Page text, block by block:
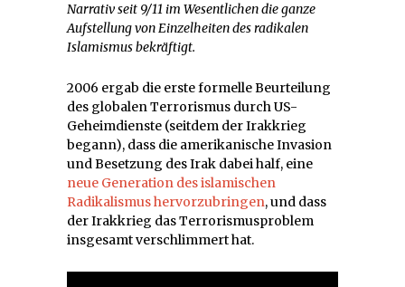
Narrativ seit 9/11 im Wesentlichen die ganze
Aufstellung von Einzelheiten des radikalen
Islamismus bekräftigt.
2006 ergab die erste formelle Beurteilung
des globalen Terrorismus durch US-
Geheimdienste (seitdem der Irakkrieg
begann), dass die amerikanische Invasion
und Besetzung des Irak dabei half, eine
neue Generation des islamischen
Radikalismus hervorzubringen, und dass
der Irakkrieg das Terrorismusproblem
insgesamt verschlimmert hat.